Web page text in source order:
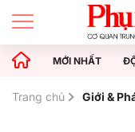
MỚI NHẤT
Trang chủ Giới &